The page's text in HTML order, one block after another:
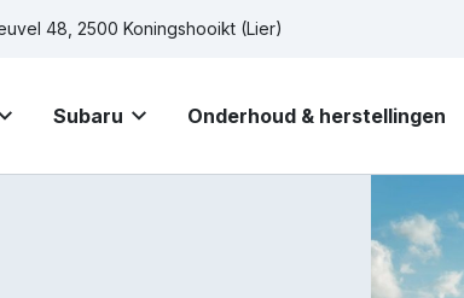
Subaru Onderhoud & herstellingen
48, 2500 Koningshooikt (Lier)